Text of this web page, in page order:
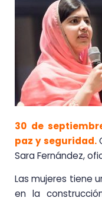
30 de
paz y seguridad.
Sara Fernández,
Las mujeres tiene
en la